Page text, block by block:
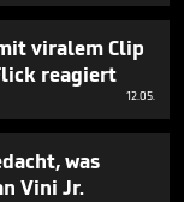
viralem Clip
reagiert
12.05.
was
Vini Jr.